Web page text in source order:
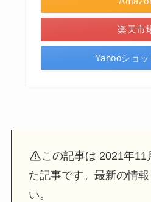
楽天市
Yahooショ
この記事は 2021年
た記事です。最新の情
い。